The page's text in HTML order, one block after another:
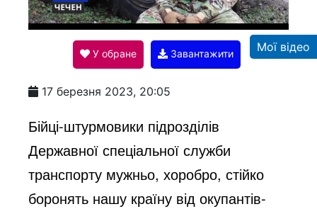
l
a
y
V
У обране Завантажити
17 березня 2023, 20:05
Бійці-штурмовики підрозділів
Державної спеціальної служби
транспорту мужньо, хоробро, стійко
боронять нашу країну від окупантів-
Мої відео